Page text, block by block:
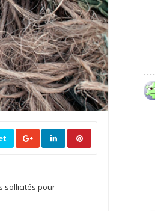
sollicités pour